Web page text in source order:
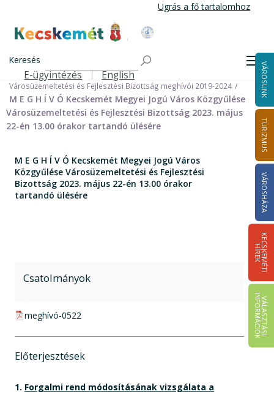
tartalomra
Ugrás a fő tartalomhoz
Kecskemét Város Honlapja
Keresés
Felső navigáció
E-ügyintézés English VÁROSUNK
TURIZMUS
VÁROSHÁZA
K
E
C
S
K
E
M
É
T
I
HÍ
R
E
K
V
Á
L
A
S
Z
T
Á
S
I
IN
F
O
R
M
Á
C
I
Ó
K
Önkormányzat
Bizottságok 2014-2024
Városüzemeltetési és Fejlesztési Bizottság 2019-2024
Városüzemeltetési és Fejlesztési Bizottság meghívói 2019-2024
M E G H Í V Ó Kecskemét Megyei Jogú Város Közgyűlése
Városüzemeltetési és Fejlesztési Bizottság 2023. május
22-én 13.00 órakor tartandó ülésére
M E G H Í V Ó Kecskemét Megyei Jogú Város
Közgyűlése Városüzemeltetési és Fejlesztési
Bizottság 2023. május 22-én 13.00 órakor
tartandó ülésére
Csatolmányok
pdf csatolmány:
meghívó-0522
Előterjesztések
1. Forgalmi rend módosításának vizsgálata a